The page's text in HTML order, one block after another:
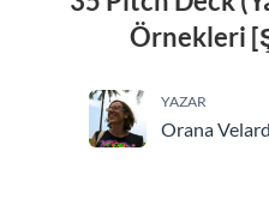
Örnekleri
YAZAR
Orana